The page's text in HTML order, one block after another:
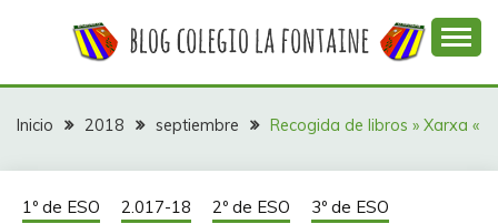
COLEGIO LA
FONTAINE
colegio La Fontaine
Inicio 2018 septiembre Recogida de libros » Xarxa «
1º de ESO 2.017-18 2º de ESO
3º de ESO